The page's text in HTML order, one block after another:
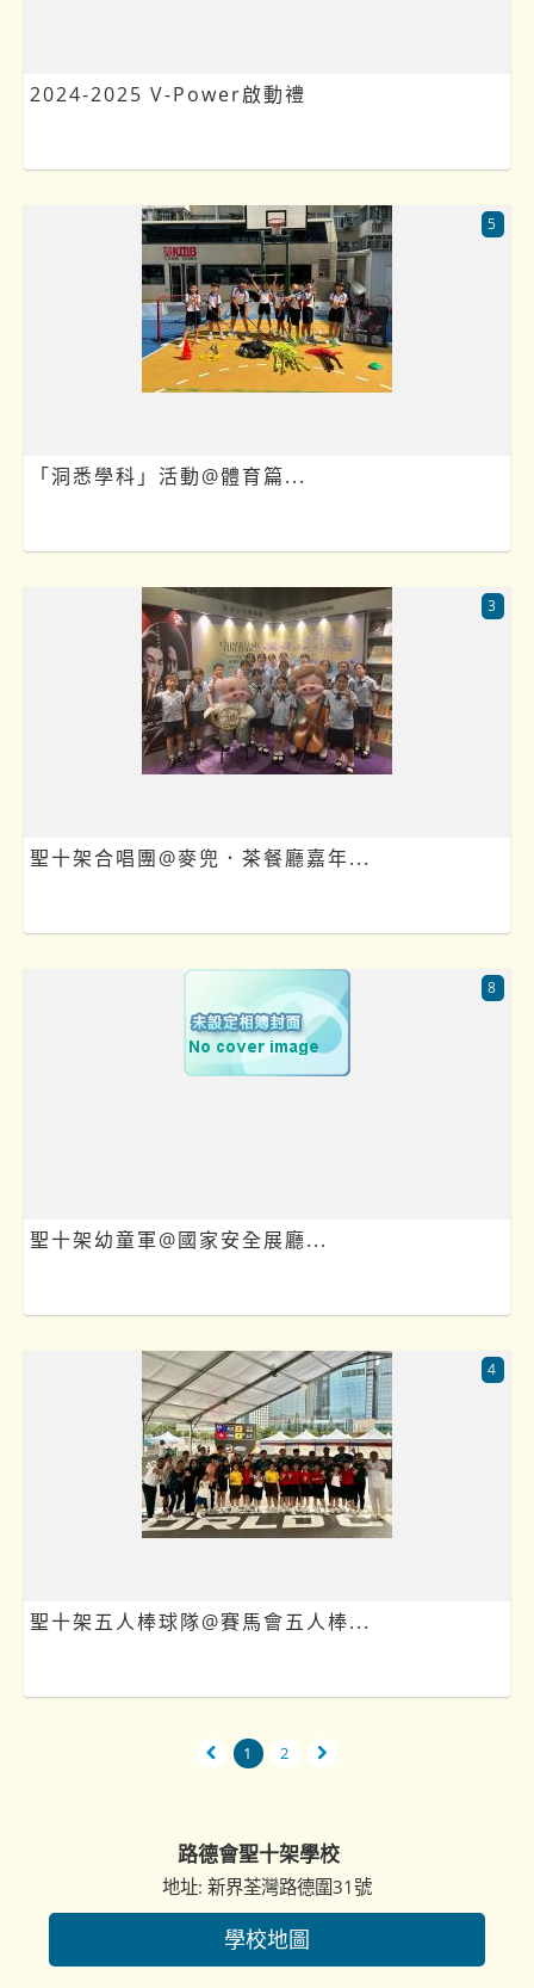
2024-2025 V-Power啟動禮
「洞悉學科」活動@體育篇...
5
聖十架合唱團@麥兜．茶餐廳嘉年...
3
聖十架幼童軍@國家安全展廳...
8
聖十架五人棒球隊@賽馬會五人棒...
4
1 2
路德會聖十架學校
地址: 新界荃灣路德圍31號
學校地圖